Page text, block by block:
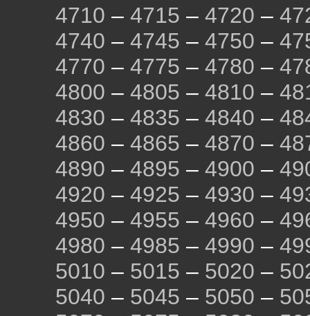
4710 – 4715 – 4720 –
4740 – 4745 – 4750 –
4770 – 4775 – 4780 –
4800 – 4805 – 4810 –
4830 – 4835 – 4840 –
4860 – 4865 – 4870 –
4890 – 4895 – 4900 –
4920 – 4925 – 4930 –
4950 – 4955 – 4960 –
4980 – 4985 – 4990 –
5010 – 5015 – 5020 –
5040 – 5045 – 5050 –